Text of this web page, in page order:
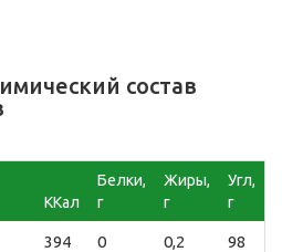
состав
ККал
Белки,
г
Жиры,
г
Угл,
г
394 0 0,2 98